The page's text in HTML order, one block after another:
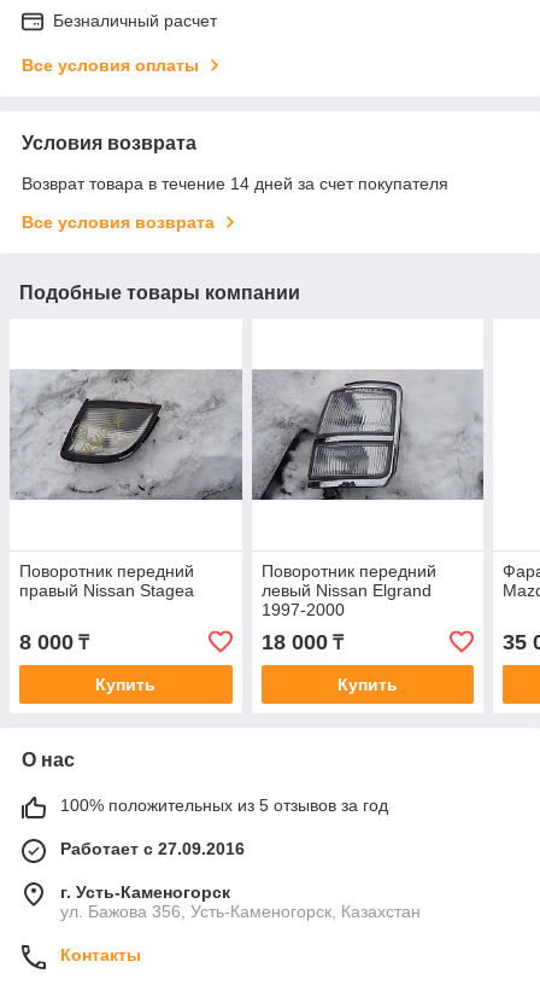
Безналичный расчет
Все условия оплаты
Условия возврата
Возврат товара в течение 14 дней за счет покупателя
Все условия возврата
Подобные товары компании
Поворотник передний
правый Nissan Stagea
8 000 ₸
Купить
Поворотник передний
левый Nissan Elgrand
1997-2000
18 000₸
Купить
35
О нас
100% положительных из 5 отзывов за год
Работает с 27.09.2016
г. Усть-Каменогорск
ул. Бажова 356, Усть-Каменогорск, Казахстан
Контакты